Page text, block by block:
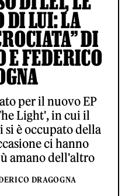
DI LUI: LA
DI
E FEDERICO
per il nuovo EP
Light', in cui il
è occupato della
ci hanno
amano dell'altro
DRAGOGNA